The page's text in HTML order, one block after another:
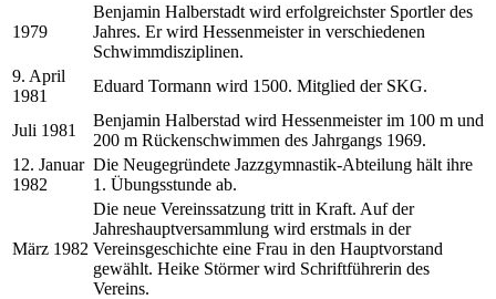
1979
Benjamin Halberstadt wird erfolgreichster Sportler des
Jahres. Er wird Hessenmeister in verschiedenen
Schwimmdisziplinen.
9. April
1981
Eduard Tormann wird 1500. Mitglied der SKG.
Juli 1981
Benjamin Halberstad wird Hessenmeister im 100 m und
200 m Rückenschwimmen des Jahrgangs 1969.
12. Januar
1982
Die Neugegründete Jazzgymnastik-Abteilung hält ihre
1. Übungsstunde ab.
März 1982
Die neue Vereinssatzung tritt in Kraft. Auf der
Jahreshauptversammlung wird erstmals in der
Vereinsgeschichte eine Frau in den Hauptvorstand
gewählt. Heike Störmer wird Schriftführerin des
Vereins.